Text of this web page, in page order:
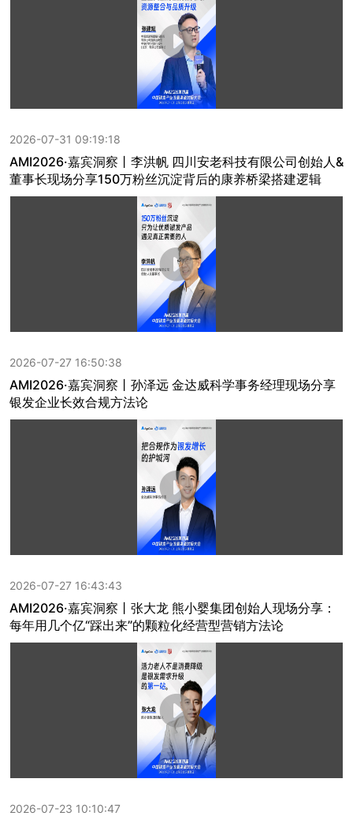
2026-07-31 09:19:18
AMI2026·嘉宾洞察丨李洪帆 四川安老科技有限公司创始人&
董事长现场分享150万粉丝沉淀背后的康养桥梁搭建逻辑
2026-07-27 16:50:38
AMI2026·嘉宾洞察丨孙泽远 金达威科学事务经理现场分享
银发企业长效合规方法论
2026-07-27 16:43:43
AMI2026·嘉宾洞察丨张大龙 熊小婴集团创始人现场分享：
每年用几个亿“踩出来”的颗粒化经营型营销方法论
2026-07-23 10:10:47